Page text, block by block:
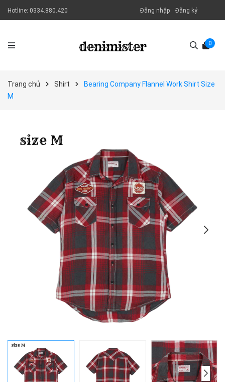
Hotline: 0334.880.420 Đăng nhập Đăng ký
0
Trang chủ Shirt
Bearing Company Flannel Work Shirt Size
M